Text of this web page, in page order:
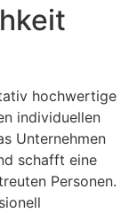
hochwertige
individuellen
Unternehmen
schafft eine
Personen.